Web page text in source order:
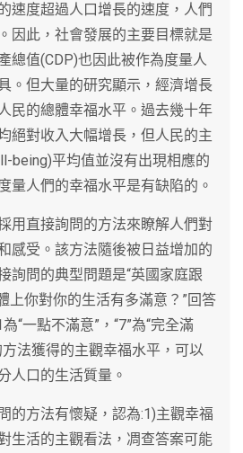
速度超過人口增長的速度，人們
因此，社會發展的主要目標就是
總值(CDP)也因此被作為度量人
。但大量的研究顯示，經濟增長
民的總體幸福水平。過去幾十年
絕對收入大幅增長，但人民的主
being)平均值並沒有出現相應的
量人們的幸福水平是有缺陷的。
用直接詢問的方法來瞭解人們對
感受。該方法隨後被日益增加的
詢問的典型問題是“英國家庭跟
上你對你的生活有多滿意？”回答
“一點不滿意”，“7”為“完全滿
法獲得的主觀幸福水平，可以
人口的生活質量。
的方法有懷疑，認為:1)主觀幸福
生活的主觀看法，凋查答案可能